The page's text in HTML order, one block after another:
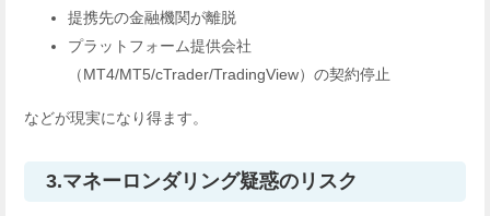
提携先の金融機関が離脱
プラットフォーム提供会社
（MT4/MT5/cTrader/TradingView）の契約停止
などが現実になり得ます。
3.マネーロンダリング疑惑のリスク